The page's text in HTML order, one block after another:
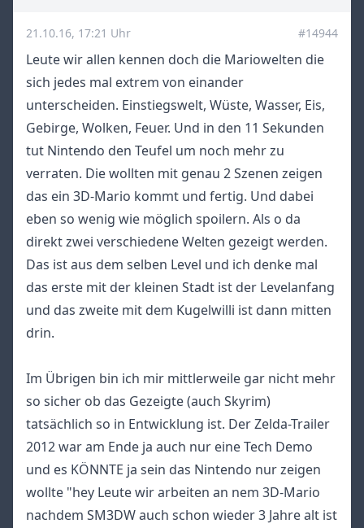
21.10.16, 17:21 Uhr #14944
Leute wir allen kennen doch die Mariowelten die
sich jedes mal extrem von einander
unterscheiden. Einstiegswelt, Wüste, Wasser, Eis,
Gebirge, Wolken, Feuer. Und in den 11 Sekunden
tut Nintendo den Teufel um noch mehr zu
verraten. Die wollten mit genau 2 Szenen zeigen
das ein 3D-Mario kommt und fertig. Und dabei
eben so wenig wie möglich spoilern. Als o da
direkt zwei verschiedene Welten gezeigt werden.
Das ist aus dem selben Level und ich denke mal
das erste mit der kleinen Stadt ist der Levelanfang
und das zweite mit dem Kugelwilli ist dann mitten
drin.
Im Übrigen bin ich mir mittlerweile gar nicht mehr
so sicher ob das Gezeigte (auch Skyrim)
tatsächlich so in Entwicklung ist. Der Zelda-Trailer
2012 war am Ende ja auch nur eine Tech Demo
und es KÖNNTE ja sein das Nintendo nur zeigen
wollte "hey Leute wir arbeiten an nem 3D-Mario
nachdem SM3DW auch schon wieder 3 Jahre alt ist